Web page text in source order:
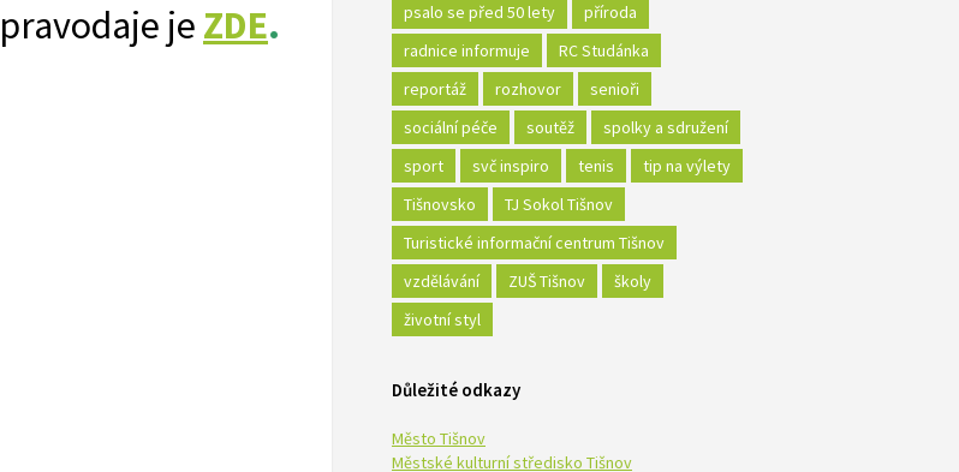
jeZDE.
psalo se před 50 lety
příroda
radnice informuje
RC Studánka
reportáž
rozhovor
senioři
sociální péče
soutěž
spolky a sdružení
sport
svč inspiro tenis
tip na výlety
Tišnovsko
TJ Sokol Tišnov
Turistické informační centrum Tišnov
vzdělávání
ZUŠ Tišnov
školy
životní styl
Důležité odkazy
Město Tišnov
Městské kulturní středisko Tišnov